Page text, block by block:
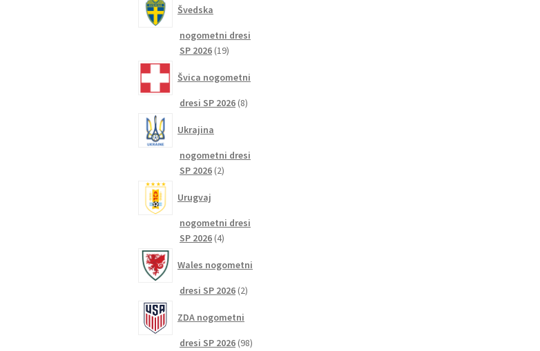
Švedska
nogometni dresi
SP 2026 1919
Švica nogometni
dresi SP 2026 88
Ukrajina
nogometni dresi
SP 2026 22
Urugvaj
nogometni dresi
SP 2026 44
Wales nogometni
dresi SP 2026 22
ZDA nogometni
dresi SP 2026 9898